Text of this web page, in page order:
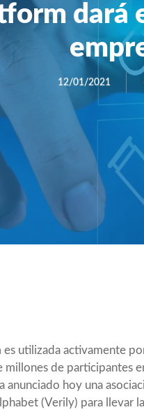
dará
12/01/2021
es utilizada activamente
millones de participantes
anunciado hoy una
(Verily) para llevar